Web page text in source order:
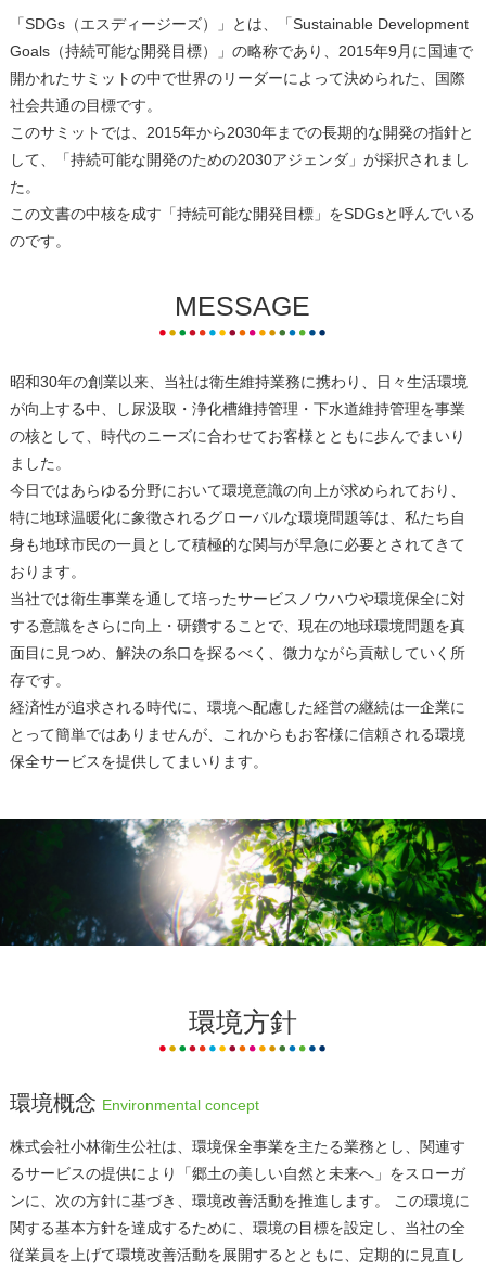
「SDGs（エスディージーズ）」とは、「Sustainable Development
Goals（持続可能な開発目標）」の略称であり、2015年9月に国連で
開かれたサミットの中で世界のリーダーによって決められた、
国際
社会共通の目標です。
このサミットでは、2015年から2030年までの長期的な開発の指針と
して、「持続可能な開発のための2030アジェンダ」が採択されまし
た。
この文書の中核を成す「持続可能な開発目標」をSDGsと呼んでいる
のです。
MESSAGE
昭和30年の創業以来、当社は衛⽣維持業務に携わり、⽇々⽣活環境
が向上する中、し尿汲取・浄化槽維持管理・下⽔道維持管理を事業
の核として、時代のニーズに合わせてお客様とともに歩んでまいり
ました。
今⽇ではあらゆる分野において環境意識の向上が求められており、
特に地球温暖化に象徴されるグローバルな環境問題等は、私たち⾃
⾝も地球市⺠の⼀員として積極的な関与が早急に必要とされてきて
おります。
当社では衛⽣事業を通して培ったサービスノウハウや環境保全に対
する意識をさらに向上・研鑽することで、現在の地球環境問題を真
⾯⽬に⾒つめ、解決の⽷⼝を探るべく、微⼒ながら貢献していく所
存です。
経済性が追求される時代に、環境へ配慮した経営の継続は⼀企業に
とって簡単ではありませんが、これからもお客様に信頼される環境
保全サービスを提供してまいります。
環境方針
環境概念 Environmental concept
株式会社小林衛生公社は、環境保全事業を主たる業務とし、関連す
るサービスの提供により「郷⼟の美しい⾃然と未来へ」をスローガ
ンに、次の方針に基づき、環境改善活動を推進します。 この環境に
関する基本方針を達成するために、環境の目標を設定し、当社の全
従業員を上げて環境改善活動を展開するとともに、定期的に見直し